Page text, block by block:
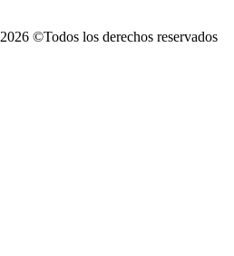
2026 ©Todos los derechos reservados